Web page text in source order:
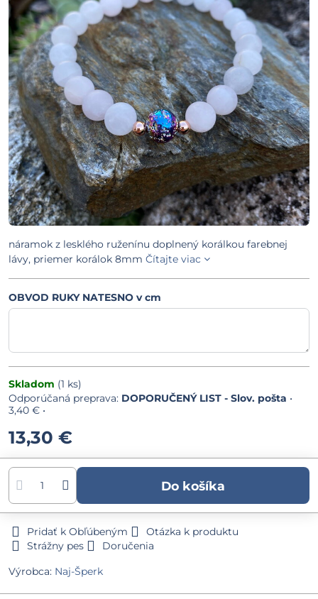
náramok z lesklého ruženínu doplnený korálkou farebnej
lávy, priemer korálok 8mm Čítajte viac
OBVOD RUKY NATESNO v cm
Skladom (1 ks)
DOPORUČENÝ LIST - Slov. pošta •
3,40 € •
13,30 €
Do košíka
Pridať k Obľúbeným
Otázka k produktu
Strážny pes
Doručenia
Výrobca: Naj-Šperk